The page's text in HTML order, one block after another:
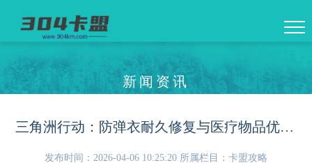
新闻资讯
三角洲行动：防弹衣耐久修复与医疗物品优先级指南
发布时间：2026-04-06 10:25:20 所属栏目：卡盟攻略